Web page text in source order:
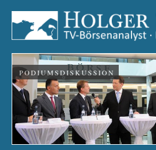
PODIUMSDISKUSSION